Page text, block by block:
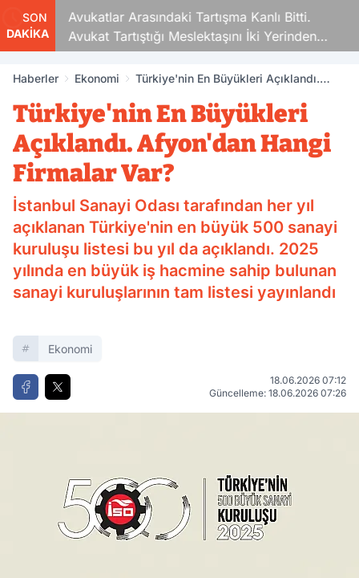
SON
DAKİKA
Avukatlar Arasındaki Tartışma Kanlı Bitti.
Avukat Tartıştığı Meslektaşını İki Yerinden
Vurdu
Haberler Ekonomi
Türkiye'nin En Büyükleri Açıklandı.
Türkiye'nin En Büyükleri
Açıklandı. Afyon'dan Hangi
Firmalar Var?
İstanbul Sanayi Odası tarafından her yıl
açıklanan Türkiye'nin en büyük 500 sanayi
kuruluşu listesi bu yıl da açıklandı. 2025
yılında en büyük iş hacmine sahip bulunan
sanayi kuruluşlarının tam listesi yayınlandı
Ekonomi
18.06.2026 07:12
Güncelleme: 18.06.2026 07:26